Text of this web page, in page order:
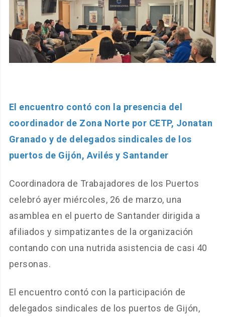
El encuentro contó con la presencia del
coordinador de Zona Norte por CETP, Jonatan
Granado y de delegados sindicales de los
puertos de Gijón, Avilés y Santander
Coordinadora de Trabajadores de los Puertos
celebró ayer miércoles, 26 de marzo, una
asamblea en el puerto de Santander dirigida a
afiliados y simpatizantes de la organización
contando con una nutrida asistencia de casi 40
personas.
El encuentro contó con la participación de
delegados sindicales de los puertos de Gijón,